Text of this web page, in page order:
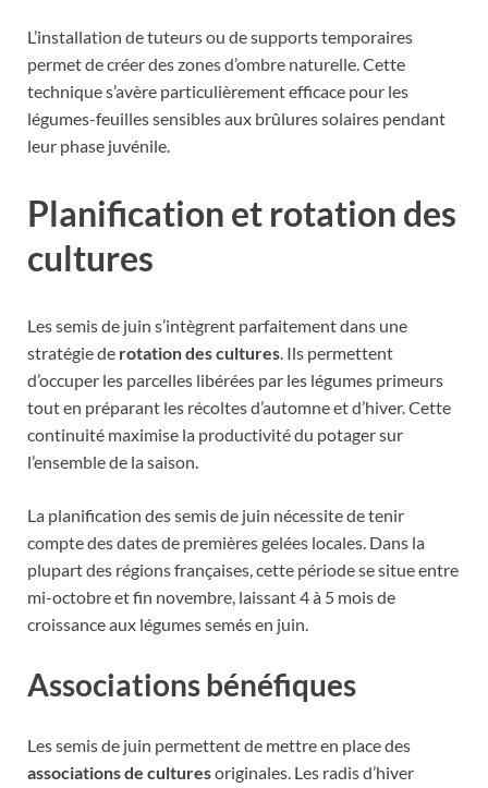
L’installation de tuteurs ou de supports temporaires
permet de créer des zones d’ombre naturelle. Cette
technique s’avère particulièrement efficace pour les
légumes-feuilles sensibles aux brûlures solaires pendant
leur phase juvénile.
Planification et rotation des
cultures
Les semis de juin s’intègrent parfaitement dans une
stratégie de rotation des cultures. Ils permettent
d’occuper les parcelles libérées par les légumes primeurs
tout en préparant les récoltes d’automne et d’hiver. Cette
continuité maximise la productivité du potager sur
l’ensemble de la saison.
La planification des semis de juin nécessite de tenir
compte des dates de premières gelées locales. Dans la
plupart des régions françaises, cette période se situe entre
mi-octobre et fin novembre, laissant 4 à 5 mois de
croissance aux légumes semés en juin.
Associations bénéfiques
Les semis de juin permettent de mettre en place des
associations de culturesoriginales. Les radis d’hiver